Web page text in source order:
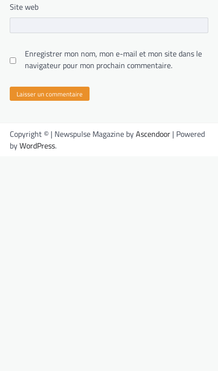
Site web
Enregistrer mon nom, mon e-mail et mon site dans le
navigateur pour mon prochain commentaire.
Copyright © | Newspulse Magazine byAscendoor | Powered
byWordPress.